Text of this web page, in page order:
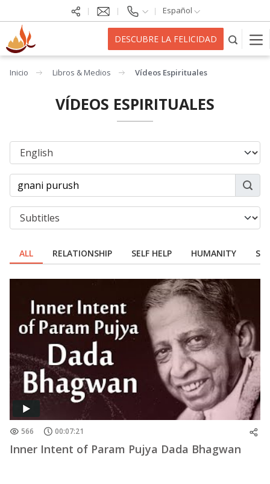
Español
DESCUBRE LA FELICIDAD
Inicio Libros & Medios Vídeos Espirituales
VÍDEOS ESPIRITUALES
ALL RELATIONSHIP SELF HELP HUMANITY
566 00:07:21
Inner Intent of Param Pujya Dada Bhagwan